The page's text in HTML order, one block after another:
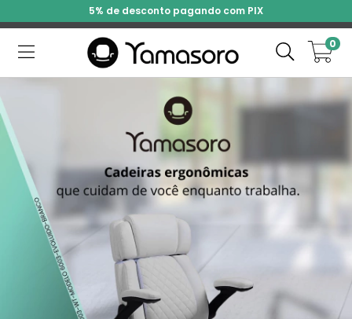
5% de desconto pagando com PIX
0